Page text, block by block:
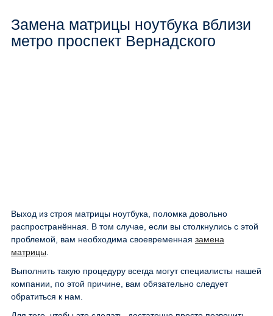
Замена матрицы ноутбука вблизи
метро проспект Вернадского
Выход из строя матрицы ноутбука, поломка довольно
распространённая. В том случае, если вы столкнулись с этой
проблемой, вам необходима своевременная замена
матрицы
Выполнить такую процедуру всегда могут специалисты нашей
компании, по этой причине, вам обязательно следует
обратиться к нам.